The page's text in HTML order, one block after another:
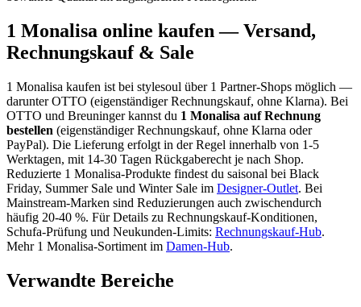
1 Monalisa online kaufen — Versand,
Rechnungskauf & Sale
1 Monalisa kaufen ist bei stylesoul über 1 Partner-Shops möglich —
darunterOTTO (eigenständiger Rechnungskauf, ohne Klarna). Bei
OTTO und Breuninger kannst du 1 Monalisa auf Rechnung
bestellen (eigenständiger Rechnungskauf, ohne Klarna oder
PayPal). Die Lieferung erfolgt in der Regel innerhalb von 1-5
Werktagen, mit 14-30 Tagen Rückgaberecht je nach Shop.
Reduzierte 1 Monalisa-Produkte findest du saisonal bei Black
Friday, Summer Sale und Winter Sale im Designer-Outlet. Bei
Mainstream-Marken sind Reduzierungen auch zwischendurch
häufig 20-40 %. Für Details zu Rechnungskauf-Konditionen,
Schufa-Prüfung und Neukunden-Limits: Rechnungskauf-Hub.
Mehr 1 Monalisa-Sortiment im Damen-Hub.
Verwandte Bereiche